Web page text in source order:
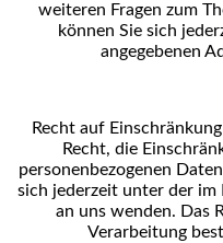
weiteren Fragen zum
können Sie sich
angegebenen
Recht auf
Recht, die
personenbezogenen
sich jederzeit unter der im
an uns wenden. Das
Verarbeitung